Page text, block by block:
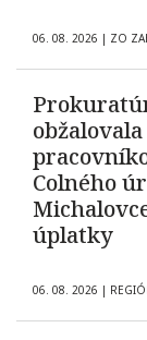
06. 08. 2026 | ZO
Colného
úplatky
06. 08. 2026 |